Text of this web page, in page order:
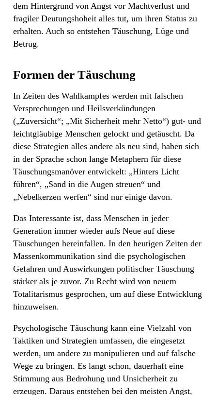
dem Hintergrund von Angst vor Machtverlust und
fragiler Deutungshoheit alles tut, um ihren Status zu
erhalten. Auch so entstehen Täuschung, Lüge und
Betrug.
Formen der Täuschung
In Zeiten des Wahlkampfes werden mit falschen
Versprechungen und Heilsverkündungen
(„Zuversicht“; „Mit Sicherheit mehr Netto“) gut- und
leichtgläubige Menschen gelockt und getäuscht. Da
diese Strategien alles andere als neu sind, haben sich
in der Sprache schon lange Metaphern für diese
Täuschungsmanöver entwickelt: „Hinters Licht
führen“, „Sand in die Augen streuen“ und
„Nebelkerzen werfen“ sind nur einige davon.
Das Interessante ist, dass Menschen in jeder
Generation immer wieder aufs Neue auf diese
Täuschungen hereinfallen. In den heutigen Zeiten der
Massenkommunikation sind die psychologischen
Gefahren und Auswirkungen politischer Täuschung
stärker als je zuvor. Zu Recht wird von neuem
Totalitarismus gesprochen, um auf diese Entwicklung
hinzuweisen.
Psychologische Täuschung kann eine Vielzahl von
Taktiken und Strategien umfassen, die eingesetzt
werden, um andere zu manipulieren und auf falsche
Wege zu bringen. Es langt schon, dauerhaft eine
Stimmung aus Bedrohung und Unsicherheit zu
erzeugen. Daraus entstehen bei den meisten Angst,